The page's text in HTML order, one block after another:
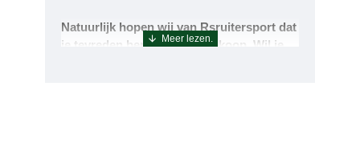
Natuurlijk hopen wij van Rsruitersport dat
je tevreden bent met uw aankoop. Wil je